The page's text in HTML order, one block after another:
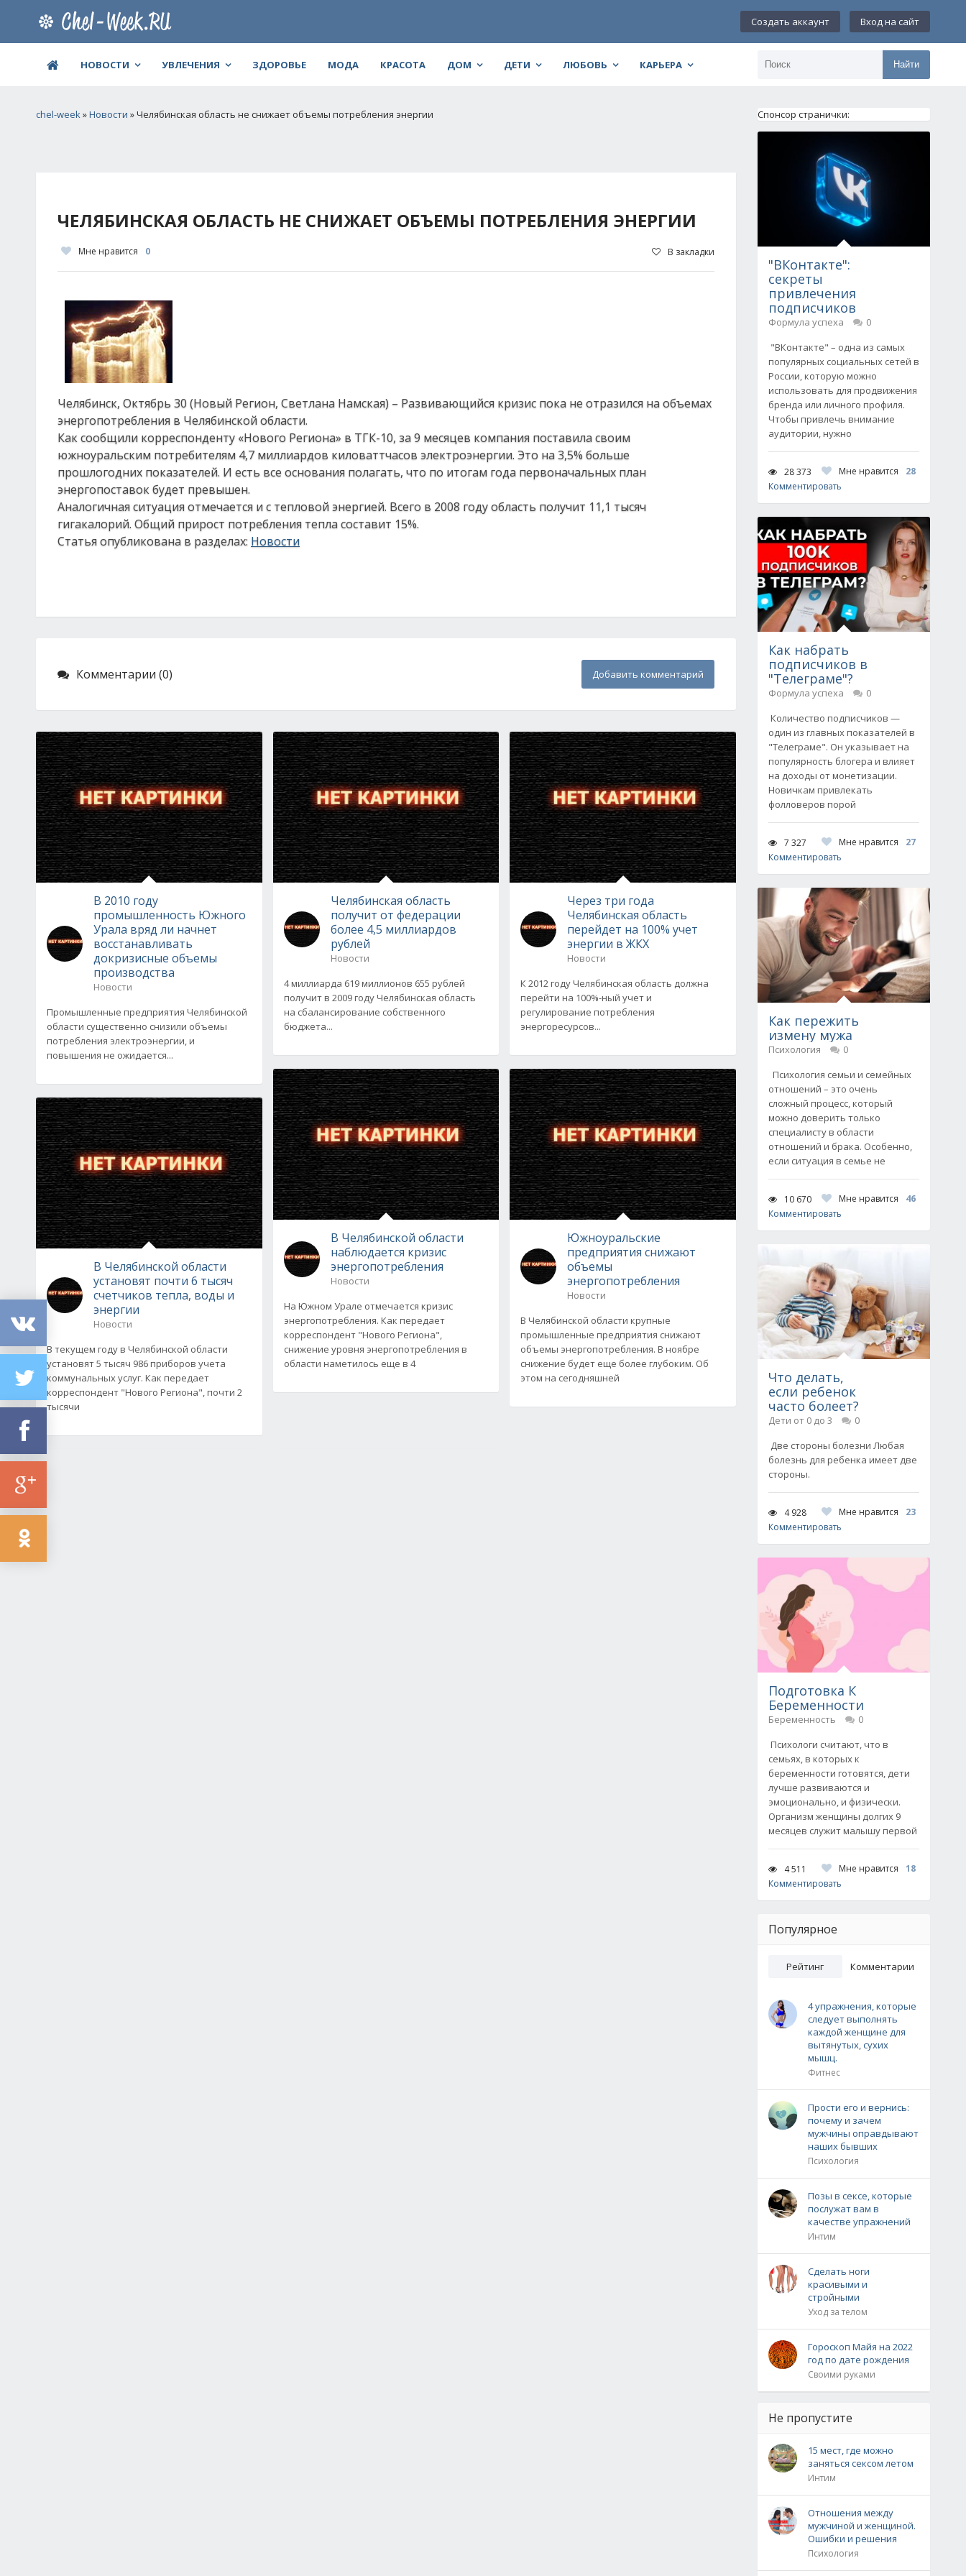
Создать аккаунт Вход на сайт
НОВОСТИ УВЛЕЧЕНИЯ ЗДОРОВЬЕ МОДА КРАСОТА ДОМ ДЕТИ ЛЮБОВЬ КАРЬЕРА Найти
chel-week»Новости » Челябинская область не снижает объемы потребления энергии
ЧЕЛЯБИНСКАЯ ОБЛАСТЬ НЕ СНИЖАЕТ ОБЪЕМЫ ПОТРЕБЛЕНИЯ ЭНЕРГИИ
Мне нравится 0 В закладки
Челябинск, Октябрь 30 (Новый Регион, Светлана Намская) – Развивающийся кризис пока не отразился на объемах
энергопотребления в Челябинской области.
Как сообщили корреспонденту «Нового Региона» в ТГК-10, за 9 месяцев компания поставила своим
южноуральским потребителям 4,7 миллиардов киловаттчасов электроэнергии. Это на 3,5% больше
прошлогодних показателей. И есть все основания полагать, что по итогам года первоначальных план
энергопоставок будет превышен.
Аналогичная ситуация отмечается и с тепловой энергией. Всего в 2008 году область получит 11,1 тысяч
гигакалорий. Общий прирост потребления тепла составит 15%.
Статья опубликована в разделах: Новости
Комментарии (0) Добавить комментарий
В 2010 году
промышленность Южного
Урала вряд ли начнет
восстанавливать
докризисные объемы
производства
Новости
Промышленные предприятия Челябинской
области существенно снизили объемы
потребления электроэнергии, и
повышения не ожидается...
В Челябинской области
установят почти 6 тысяч
счетчиков тепла, воды и
энергии
Новости
В текущем году в Челябинской области
установят 5 тысяч 986 приборов учета
коммунальных услуг. Как передает
корреспондент "Нового Региона", почти 2
тысячи
Челябинская область
получит от федерации
более 4,5 миллиардов
рублей
Новости
4 миллиарда 619 миллионов 655 рублей
получит в 2009 году Челябинская область
на сбалансирование собственного
бюджета...
В Челябинской области
наблюдается кризис
энергопотребления
Новости
На Южном Урале отмечается кризис
энергопотребления. Как передает
корреспондент "Нового Региона",
снижение уровня энергопотребления в
области наметилось еще в 4
Через три года
Челябинская область
перейдет на 100% учет
энергии в ЖКХ
Новости
К 2012 году Челябинская область должна
перейти на 100%-ный учет и
регулирование потребления
энергоресурсов...
Южноуральские
предприятия снижают
объемы
энергопотребления
Новости
В Челябинской области крупные
промышленные предприятия снижают
объемы энергопотребления. В ноябре
снижение будет еще более глубоким. Об
этом на сегодняшней
Спонсор странички:
"ВКонтакте":
секреты
привлечения
подписчиков
Формула успеха
0
"ВКонтакте" – одна из самых
популярных социальных сетей в
России, которую можно
использовать для продвижения
бренда или личного профиля.
Чтобы привлечь внимание
аудитории, нужно
28 373 Мне нравится
28
Комментировать
Как набрать
подписчиков в
"Телеграме"?
Формула успеха
0
Количество подписчиков —
один из главных показателей в
"Телеграме". Он указывает на
популярность блогера и влияет
на доходы от монетизации.
Новичкам привлекать
фолловеров порой
7 327 Мне нравится
27
Комментировать
Как пережить
измену мужа
Психология
0
Психология семьи и семейных
отношений – это очень
сложный процесс, который
можно доверить только
специалисту в области
отношений и брака. Особенно,
если ситуация в семье не
10 670 Мне нравится
46
Комментировать
Что делать,
если ребенок
часто болеет?
Дети от 0 до 3
0
Две стороны болезни Любая
болезнь для ребенка имеет две
стороны.
4 928 Мне нравится
23
Комментировать
Подготовка К
Беременности
Беременность
0
Психологи считают, что в
семьях, в которых к
беременности готовятся, дети
лучше развиваются и
эмоционально, и физически.
Организм женщины долгих 9
месяцев служит малышу первой
4 511 Мне нравится
18
Комментировать
Популярное
Рейтинг Комментарии
4 упражнения, которые
следует выполнять
каждой женщине для
вытянутых, сухих
мышц.
Фитнес
Прости его и вернись:
почему и зачем
мужчины оправдывают
наших бывших
Психология
Позы в сексе, которые
послужат вам в
качестве упражнений
Интим
Сделать ноги
красивыми и
стройными
Уход за телом
Гороскоп Майя на 2022
год по дате рождения
Своими руками
Не пропустите
15 мест, где можно
заняться сексом летом
Интим
Отношения между
мужчиной и женщиной.
Ошибки и решения
Психология